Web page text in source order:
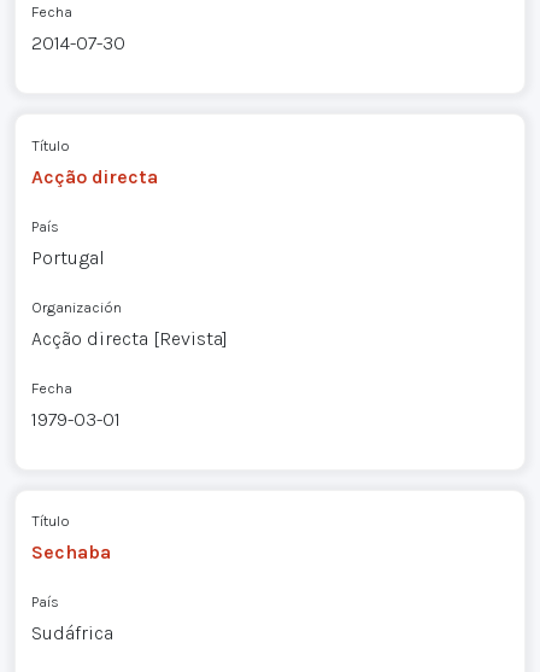
Fecha
2014-07-30
Título
Acção directa
País
Portugal
Organización
Acção directa [Revista]
Fecha
1979-03-01
Título
Sechaba
País
Sudáfrica